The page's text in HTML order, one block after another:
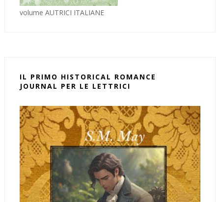
volume AUTRICI ITALIANE
IL PRIMO HISTORICAL ROMANCE
JOURNAL PER LE LETTRICI